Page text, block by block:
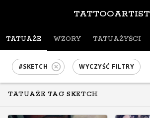
TATTOOARTIST
TATUAŻE WZORY TATUAŻYŚCI
#SKETCH WYCZYŚĆ FILTRY
TATUAŻE TAG SKETCH